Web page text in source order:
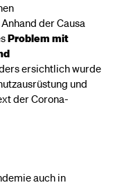
der Causa
Problem mit
ersichtlich wurde
und
der Corona-
auch in